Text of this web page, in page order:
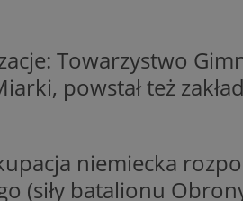
Towarzystwo
powstał też
niemiecka
(siły batalionu
do
Jest on
i służy do
sesji i kampanii
aby pomóc
w naszych
identyfikuje
jest używany
identyfikacji
użytkowników i
korzystania z